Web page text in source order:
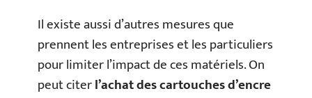
Il existe aussi d’autres mesures que
prennent les entreprises et les particuliers
pour limiter l’impact de ces matériels. On
peut citerl’achat des cartouches d’encre